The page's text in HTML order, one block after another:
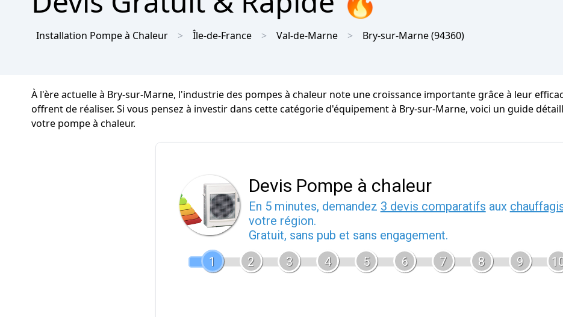
Installation Pompe à Chaleur Île-de-France Val-de-Marne Bry-sur-Marne(94360)
À l'ère actuelle à Bry-sur-Marne, l'industrie des pompes à chaleur note une croissance importante grâce à leur
offrent de réaliser. Si vous pensez à investir dans cette catégorie d'équipement à Bry-sur-Marne, voici un guide
votre pompe à chaleur.
Devis Pompe à chaleur
En 5 minutes, demandez 3 devis comparatifs aux
votre région.
Gratuit, sans pub et sans engagement.
1
2 3 4 5 6 7 8 9